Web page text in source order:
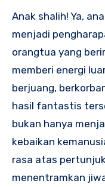
Anak shalih! Ya, anak shalih! Sebuah kata yang
menjadi
orangtua yang
memberi energi
berjuang,
hasil fantastis
bukan hanya
kebaikan
rasa atas
menentramkan